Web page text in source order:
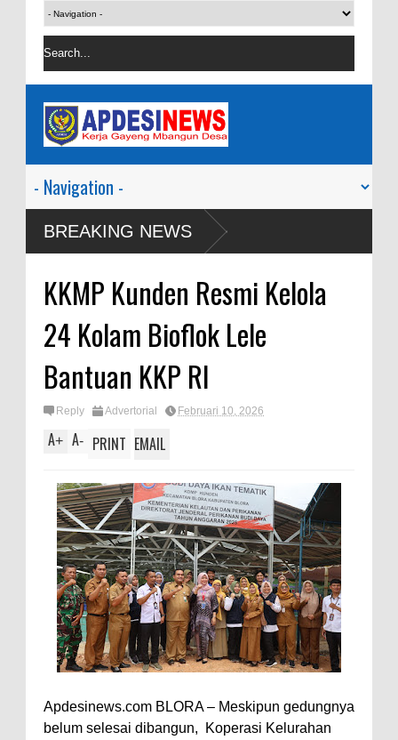
BREAKING NEWS
KKMP Kunden Resmi Kelola
24 Kolam Bioflok Lele
Bantuan KKP RI
Reply Advertorial Februari 10, 2026
A+ A- PRINT EMAIL
Apdesinews.com BLORA – Meskipun gedungnya
belum selesai dibangun, Koperasi Kelurahan